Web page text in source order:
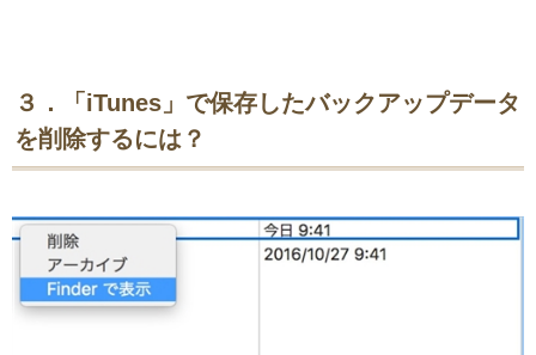
３．「iTunes」で保存したバックアップデータ
を削除するには？